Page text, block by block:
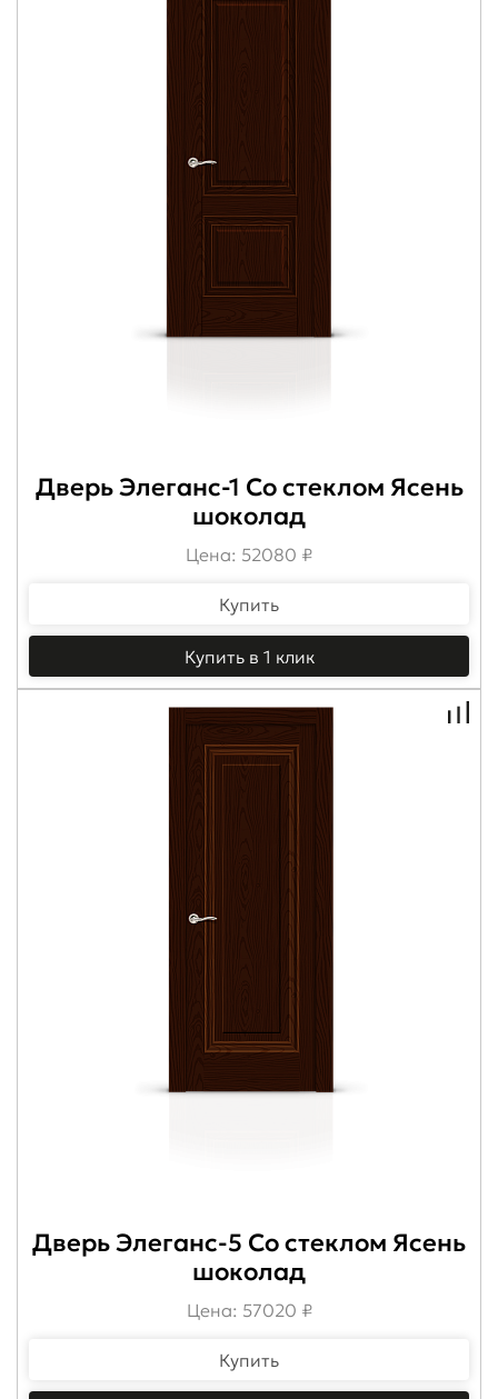
Дверь Элеганс-1 Со стеклом Ясень
шоколад
Цена: 52080 ₽
Купить
Купить в 1 клик
Дверь Элеганс-5 Со стеклом Ясень
шоколад
Цена: 57020 ₽
Купить